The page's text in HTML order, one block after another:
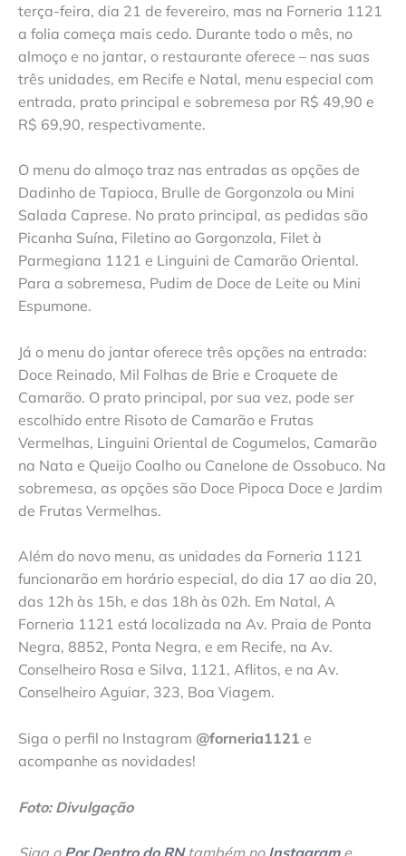
terça-feira, dia 21 de fevereiro, mas na Forneria 1121
a folia começa mais cedo. Durante todo o mês, no
almoço e no jantar, o restaurante oferece – nas suas
três unidades, em Recife e Natal, menu especial com
entrada, prato principal e sobremesa por R$ 49,90 e
R$ 69,90, respectivamente.
O menu do almoço traz nas entradas as opções de
Dadinho de Tapioca, Brulle de Gorgonzola ou Mini
Salada Caprese. No prato principal, as pedidas são
Picanha Suína, Filetino ao Gorgonzola, Filet à
Parmegiana 1121 e Linguini de Camarão Oriental.
Para a sobremesa, Pudim de Doce de Leite ou Mini
Espumone.
Já o menu do jantar oferece três opções na entrada:
Doce Reinado, Mil Folhas de Brie e Croquete de
Camarão. O prato principal, por sua vez, pode ser
escolhido entre Risoto de Camarão e Frutas
Vermelhas, Linguini Oriental de Cogumelos, Camarão
na Nata e Queijo Coalho ou Canelone de Ossobuco. Na
sobremesa, as opções são Doce Pipoca Doce e Jardim
de Frutas Vermelhas.
Além do novo menu, as unidades da Forneria 1121
funcionarão em horário especial, do dia 17 ao dia 20,
das 12h às 15h, e das 18h às 02h. Em Natal, A
Forneria 1121 está localizada na Av. Praia de Ponta
Negra, 8852, Ponta Negra, e em Recife, na Av.
Conselheiro Rosa e Silva, 1121, Aflitos, e na Av.
Conselheiro Aguiar, 323, Boa Viagem.
Siga o perfil no Instagram @forneria1121 e
acompanhe as novidades!
Foto: Divulgação